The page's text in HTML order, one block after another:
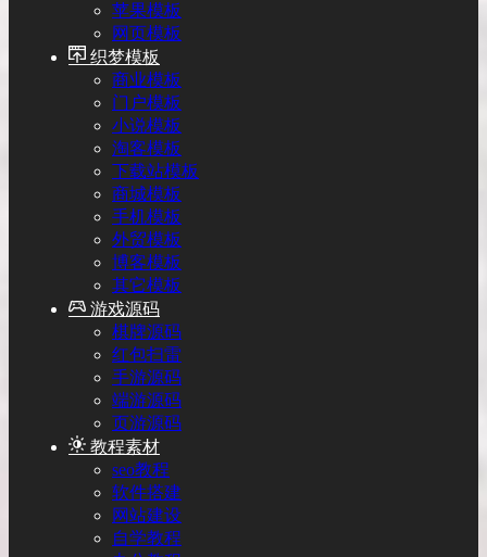
苹果模板
网页模板
织梦模板
商业模板
门户模板
小说模板
淘客模板
下载站模板
商城模板
手机模板
外贸模板
博客模板
其它模板
游戏源码
棋牌源码
红包扫雷
手游源码
端游源码
页游源码
教程素材
seo教程
软件搭建
网站建设
自学教程